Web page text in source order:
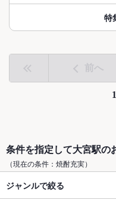
特
前へ
条件を指定して大宮駅の
（現在の条件：焼酎充実）
ジャンルで絞る